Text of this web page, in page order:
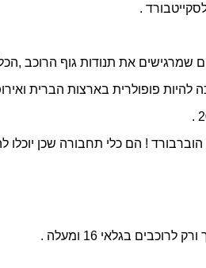
.
שמרגישים את תנודות גוף הרוכב
פופולרית בארצות הברית ואירופה
הוברבורד ! הם כלי תחבורה שכן
בגלאי 16 ומעלה .